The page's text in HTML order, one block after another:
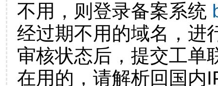
不用，则登录备案系统
经过期不用的域名，进
审核状态后，提交工单
在用的，请解析回国内